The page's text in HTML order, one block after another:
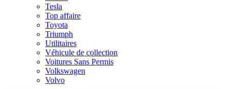
Tesla
Top affaire
Toyota
Triumph
Utilitaires
Véhicule de collection
Voitures Sans Permis
Volkswagen
Volvo